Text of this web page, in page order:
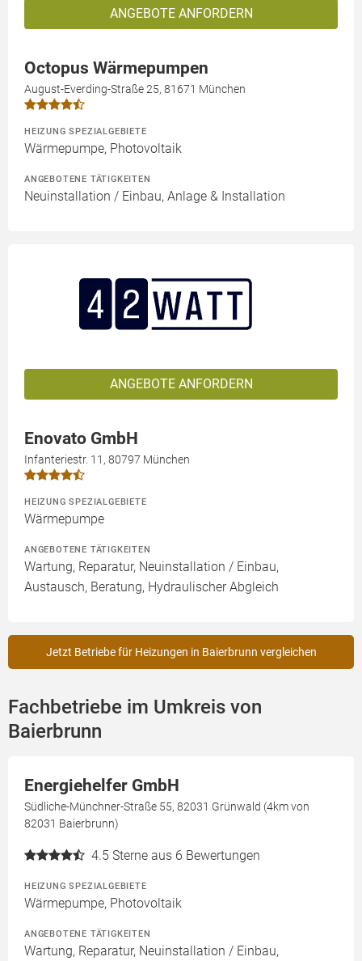
ANGEBOTE ANFORDERN
Octopus Wärmepumpen
August-Everding-Straße 25, 81671 München
HEIZUNG SPEZIALGEBIETE
Wärmepumpe, Photovoltaik
ANGEBOTENE TÄTIGKEITEN
Neuinstallation / Einbau, Anlage & Installation
ANGEBOTE ANFORDERN
Enovato GmbH
Infanteriestr. 11, 80797 München
HEIZUNG SPEZIALGEBIETE
Wärmepumpe
ANGEBOTENE TÄTIGKEITEN
Wartung, Reparatur, Neuinstallation / Einbau,
Austausch, Beratung, Hydraulischer Abgleich
Jetzt Betriebe für Heizungen in Baierbrunn vergleichen
Fachbetriebe im Umkreis von
Baierbrunn
Energiehelfer GmbH
Südliche-Münchner-Straße 55, 82031 Grünwald (4km von
82031 Baierbrunn)
4.5 Sterne aus 6 Bewertungen
HEIZUNG SPEZIALGEBIETE
Wärmepumpe, Photovoltaik
ANGEBOTENE TÄTIGKEITEN
Wartung, Reparatur, Neuinstallation / Einbau,